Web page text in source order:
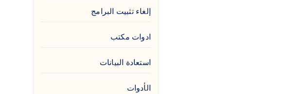
إلغاء تثبيت البرامج
ادوات مكتب
استعادة البيانات
الأدوات